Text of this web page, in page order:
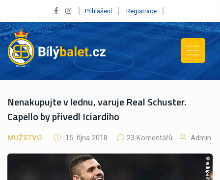
Přihlášení Registrace
Nenakupujte v lednu, varuje Real Schuster.
Capello by přivedl Iciardiho
MUŽSTVO 15. října 2018 23 Komentářů Admin